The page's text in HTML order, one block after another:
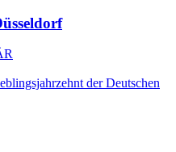
der Deutschen